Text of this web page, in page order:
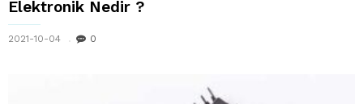
Elektronik Nedir ?
2021-10-04 0